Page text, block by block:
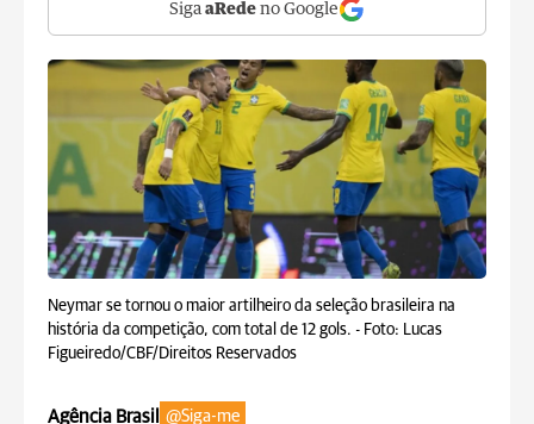
Siga aRede no Google
Neymar se tornou o maior artilheiro da seleção brasileira na
história da competição, com total de 12 gols. - Foto: Lucas
Figueiredo/CBF/Direitos Reservados
Agência Brasil @Siga-me